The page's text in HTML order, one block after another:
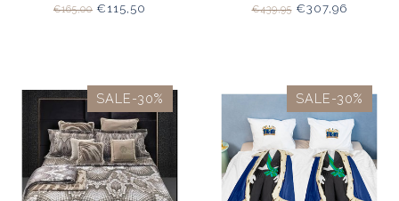
€165,00 €115,50 €439,95€307,96
SALE-30% SALE-30%